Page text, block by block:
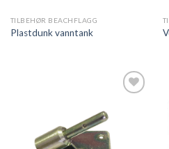
TILBEHØR BEACHFLAGG
Plastdunk vanntank
ønskeliste